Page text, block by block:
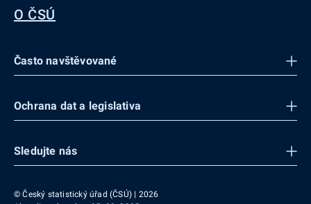
O ČSÚ
Často navštěvované
Ochrana dat a legislativa
Sledujte nás
© Český statistický úřad (ČSÚ) | 2026